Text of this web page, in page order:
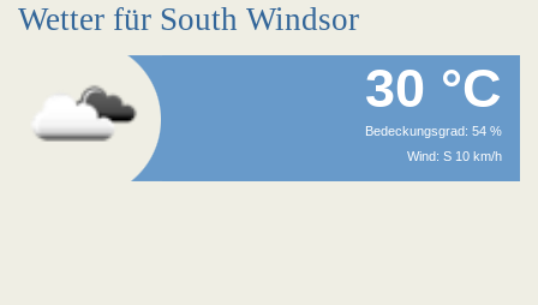
Wetter für South Windsor
30 °C
Bedeckungsgrad: 54 %
Wind: S 10 km/h